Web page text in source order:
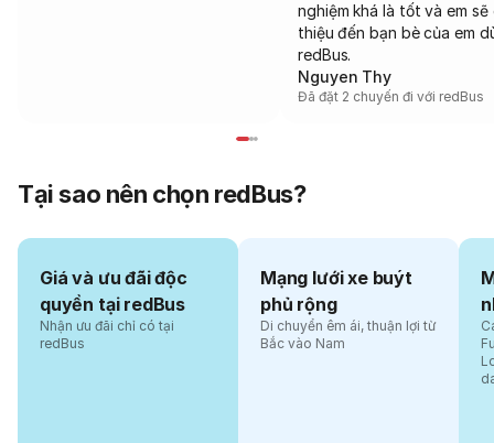
nghiệm khá là tốt và em sẽ
thiệu đến bạn bè của em
redBus.
Nguyen Thy
Đã đặt 2 chuyến đi với redBus
Tại sao nên chọn redBus?
Giá và ưu đãi độc
quyền tại redBus
Nhận ưu đãi chỉ có tại
redBus
Mạng lưới xe buýt
phủ rộng
Di chuyển êm ái, thuận lợi từ
Bắc vào Nam